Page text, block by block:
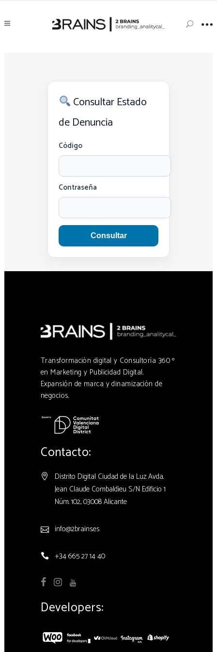
Consultar Estado
de Denuncia
Código
Contraseña
Consultar
Transformación digital y Consultoría 360 º
en Marketing y Publicidad Digital.
Expansión de marca y dinamización de
negocios.
Contacto:
Distrito Digital Ciudad de la Luz Avda.
Jean Claude Combaldieu S/N Edificio 1
Núm. 102, 03008 Alicante
info@2brains.es
+34 665 27 14 40
Developers: